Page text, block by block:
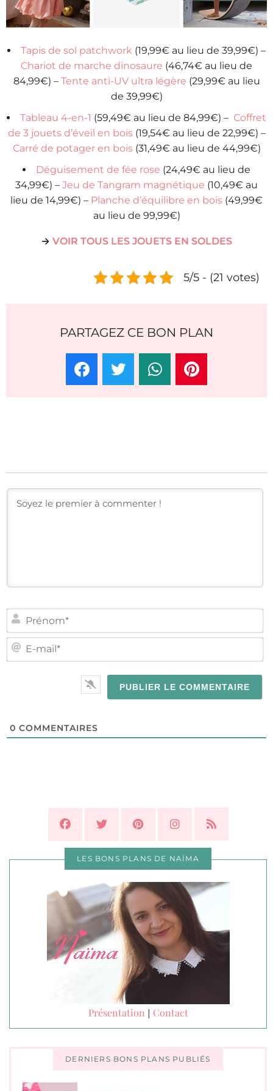
Tapis de sol patchwork (19,99€ au lieu de 39,99€) –
Chariot de marche dinosaure (46,74€ au lieu de
84,99€) – Tente anti-UV ultra légère (29,99€ au lieu
de 39,99€)
Tableau 4-en-1 (59,49€ au lieu de 84,99€) – Coffret
de 3 jouets d’éveil en bois(19,54€ au lieu de 22,99€) –
Carré de potager en bois(31,49€ au lieu de 44,99€)
Déguisement de fée rose (24,49€ au lieu de
34,99€) – Jeu de Tangram magnétique (10,49€ au
lieu de 14,99€) – Planche d’équilibre en bois (49,99€
au lieu de 99,99€)
→ VOIR TOUS LES JOUETS EN SOLDES
5/5 - (21 votes)
PARTAGEZ CE BON PLAN
E-
0 COMMENTAIRES
LES BONS PLANS DE NAÏMA
Présentation | Contact
DERNIERS BONS PLANS PUBLIÉS